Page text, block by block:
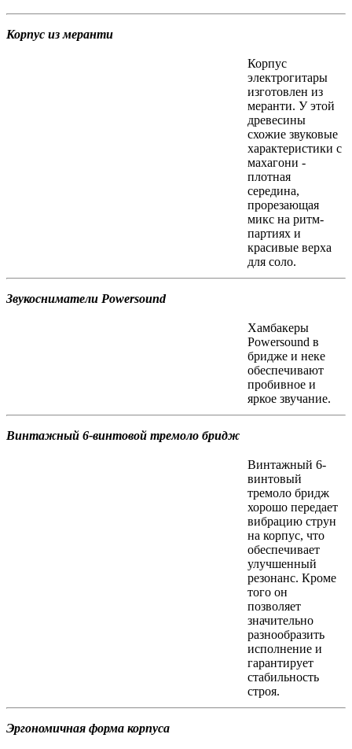
Корпус из меранти
Корпус
электрогитары
изготовлен из
меранти. У этой
древесины
схожие звуковые
характеристики с
махагони -
плотная
середина,
прорезающая
микс на ритм-
партиях и
красивые верха
для соло.
Звукосниматели Powersound
Хамбакеры
Powersound в
бридже и неке
обеспечивают
пробивное и
яркое звучание.
Винтажный 6-винтовой тремоло бридж
Винтажный 6-
винтовый
тремоло бридж
хорошо передает
вибрацию струн
на корпус, что
обеспечивает
улучшенный
резонанс. Кроме
того он
позволяет
значительно
разнообразить
исполнение и
гарантирует
стабильность
строя.
Эргономичная форма корпуса